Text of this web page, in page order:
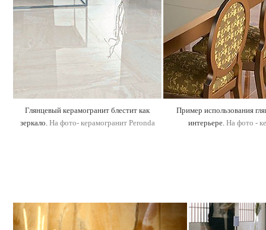
Глянцевый керамогранит блестит как
зеркало. На фото- керамогранит Peronda
Пример использования
интерьере. На фото -